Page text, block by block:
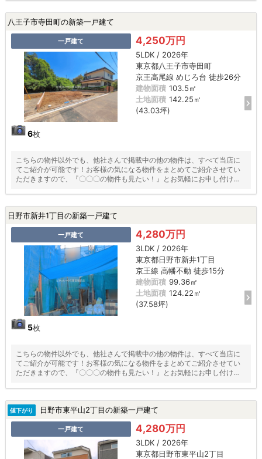
八王子市寺田町の新築一戸建て
一戸建て
6枚
4,250万円
5LDK / 2026年
東京都八王子市寺田町
京王高尾線 めじろ台 徒歩26分
建物面積 103.5㎡
土地面積 142.25㎡
(43.03坪)
こちらの物件以外でも、他社さんで掲載中の他の物件は、すべて当店に
てご紹介が可能です！お客様の気になる物件をまとめてご紹介させてい
ただきますので、『〇〇〇の物件も見たい！』とお気軽にお申し付けく
日野市新井1丁目の新築一戸建て
一戸建て
5枚
4,280万円
3LDK / 2026年
東京都日野市新井1丁目
京王線 高幡不動 徒歩15分
建物面積 99.36㎡
土地面積 124.22㎡
(37.58坪)
こちらの物件以外でも、他社さんで掲載中の他の物件は、すべて当店に
てご紹介が可能です！お客様の気になる物件をまとめてご紹介させてい
ただきますので、『〇〇〇の物件も見たい！』とお気軽にお申し付けく
値下がり 日野市東平山2丁目の新築一戸建て
一戸建て 4,280万円
3LDK / 2026年
東京都日野市東平山2丁目